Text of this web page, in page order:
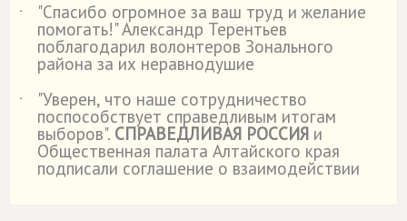
˙
"Спасибо огромное за ваш труд и желание
помогать!" Александр Терентьев
поблагодарил волонтеров Зонального
района за их неравнодушие
˙
"Уверен, что наше сотрудничество
поспособствует справедливым итогам
выборов". СПРАВЕДЛИВАЯ РОССИЯ и
Общественная палата Алтайского края
подписали соглашение о взаимодействии